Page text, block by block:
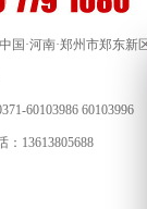
国·河南·郑州市郑东新
60103986 60103996
：13613805688